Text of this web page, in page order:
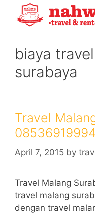
biaya
surabaya
Travel
April 7, 2015 by
Travel Malang
travel malang
dengan travel